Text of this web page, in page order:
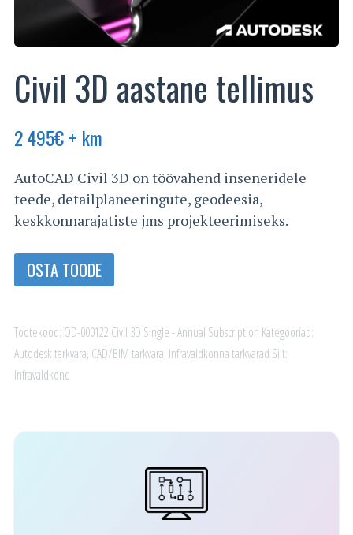
Civil 3D aastane tellimus
2 495€+ km
AutoCAD Civil 3D on töövahend inseneridele
teede, detailplaneeringute, geodeesia,
keskkonnarajatiste jms projekteerimiseks.
OSTA TOODE
Tootekood: OD-000122 Civil 3D Single - Annual Subscription Kategooriad:
Autodesk tarkvara, CAD/BIM tarkvara, Infravaldkonna tarkvarad Silt:
Infravaldkond